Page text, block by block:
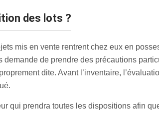
des lots ?
mis en vente rentrent chez eux en
de prendre des précautions
dite. Avant l’inventaire,
qui prendra toutes les dispositions afin